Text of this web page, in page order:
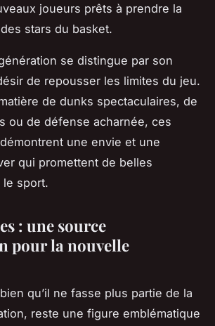
joueurs prêts à prendre la
stars du basket.
se distingue par son
de repousser les limites du jeu.
de dunks spectaculaires, de
ou de défense acharnée, ces
une envie et une
qui promettent de belles
sport.
: une source
pour la nouvelle
qu’il ne fasse plus partie de la
reste une figure emblématique